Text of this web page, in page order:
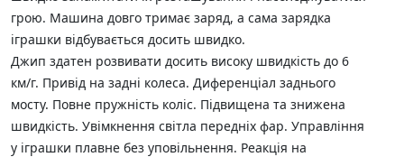
грою. Машина довго тримає заряд, а сама зарядка
іграшки відбувається досить швидко.
Джип здатен розвивати досить високу швидкість до 6
км/г. Привід на задні колеса. Диференціал заднього
мосту. Повне пружність коліс. Підвищена та знижена
швидкість. Увімкнення світла передніх фар. Управління
у іграшки плавне без уповільнення. Реакція на